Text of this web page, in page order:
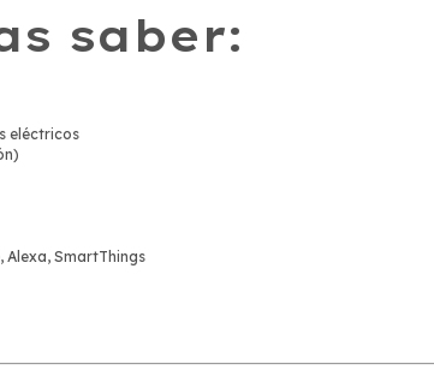
saber:
eléctricos
Alexa, SmartThings